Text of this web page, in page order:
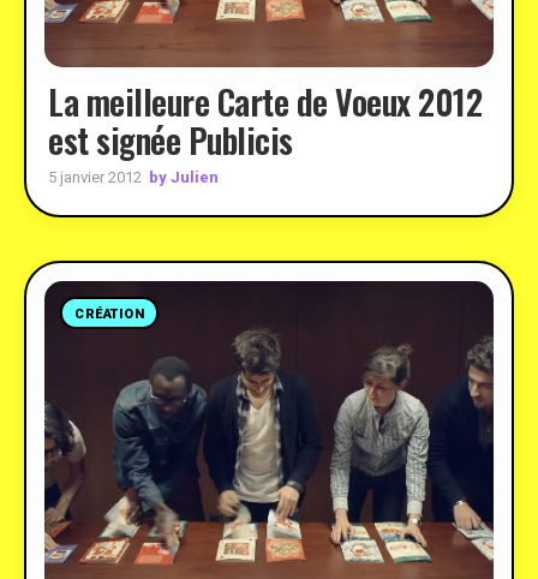
La meilleure Carte de Voeux 2012
est signée Publicis
5 janvier 2012 by Julien
CRÉATION